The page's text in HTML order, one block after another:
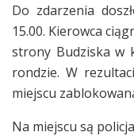
Do zdarzenia
15.00. Kierowca
strony Budziska w
rondzie. W
miejscu
Na miejscu są